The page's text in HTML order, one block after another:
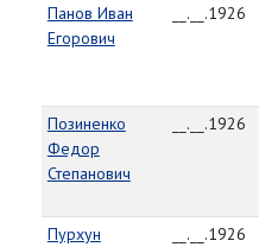
Панов Иван
Егорович
__.__.1926
Позиненко
Федор
Степанович
__.__.1926
Пурхун
__.__.1926